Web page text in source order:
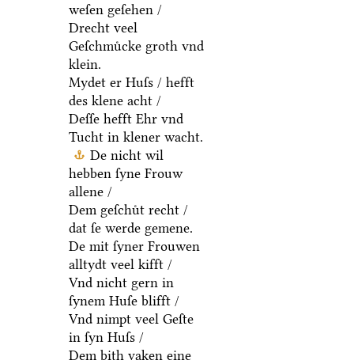
weſen geſehen /
Drecht veel
Geſchmuͤcke groth vnd
klein.
Mydet er Huſs / hefft
des klene acht /
Deſſe hefft Ehr vnd
Tucht in klener wacht.
De nicht wil
hebben ſyne Frouw
allene /
Dem geſchuͤt recht /
dat ſe werde gemene.
De mit ſyner Frouwen
alltydt veel kifft /
Vnd nicht gern in
ſynem Huſe blifft /
Vnd nimpt veel Geſte
in ſyn Huſs /
Dem bith vaken eine